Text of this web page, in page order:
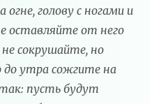
огне, голову с ногами и
оставляйте от него
сокрушайте, но
до утра сожгите на
пусть будут